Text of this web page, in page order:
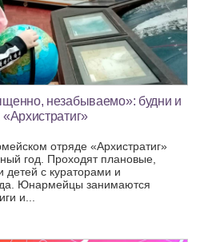
незабываемо»: будни и
отряде «Архистратиг»
год. Проходят плановые,
детей с кураторами и
Юнармейцы занимаются
и...